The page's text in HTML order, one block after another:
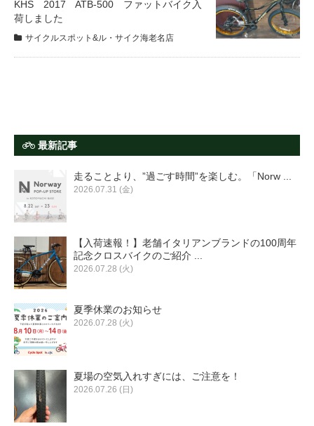
法人様向け割引
会社概要
個人情報保護
KHS 2017 ATB-500 ファットバイク入
荷しました
サイクルスポット&ル・サイク海老名店
最新記事
走ることより、”過ごす時間”を楽しむ。「Norw ...
2026.07.31 (金)
【入荷速報！】老舗イタリアンブランドの100周年
記念クロスバイクのご紹介 ...
2026.07.28 (火)
夏季休業のお知らせ
2026.07.28 (火)
夏場の空気入れすぎには、ご注意を！
2026.07.26 (日)